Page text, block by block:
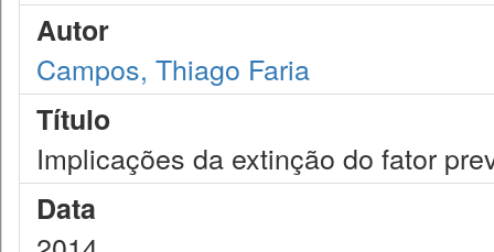
Autor
Campos, Thiago Faria
Título
Implicações da extinção do fator
Data